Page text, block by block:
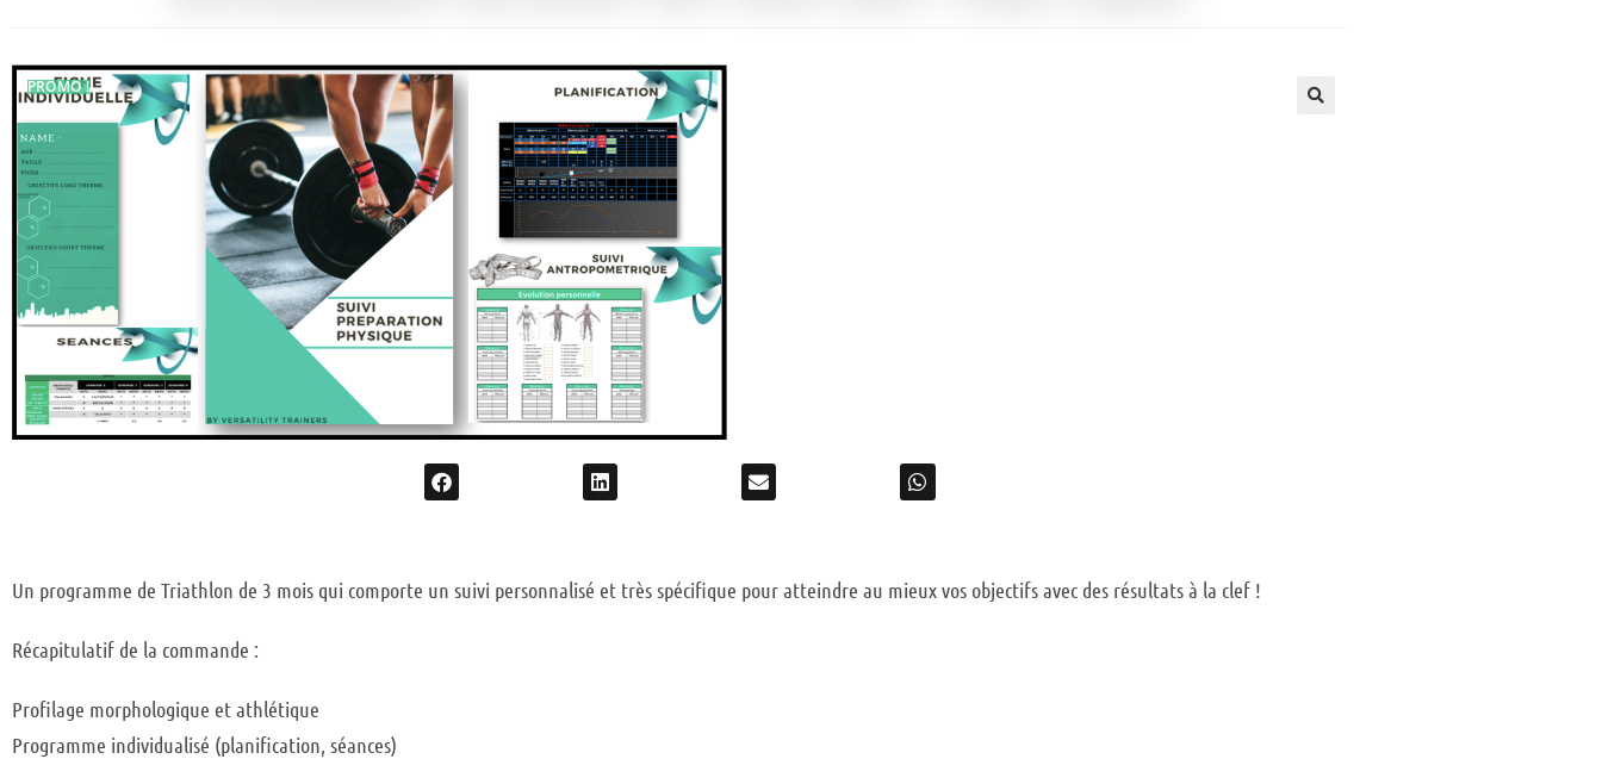
PROMO !
Un programme de Triathlon de 3 mois qui comporte un suivi personnalisé et très spécifique pour atteindre au mieux vos objectifs avec des résultats à la clef !
Récapitulatif de la commande :
Profilage morphologique et athlétique
Programme individualisé (planification, séances)